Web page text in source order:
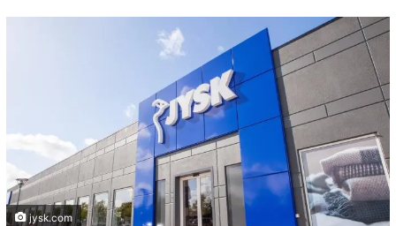
jysk.com